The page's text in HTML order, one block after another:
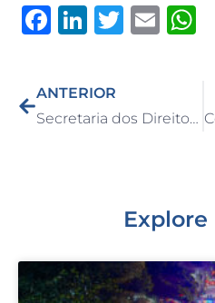
F
e
b
Li
e
dI
T
te
r
E
l
s
ANTERIOR
Secretaria dos Direitos da Pessoa com Deficiência e Mobilidade Reduzida promove Campanha dos Lacres nas Escolas Municipais
Explore